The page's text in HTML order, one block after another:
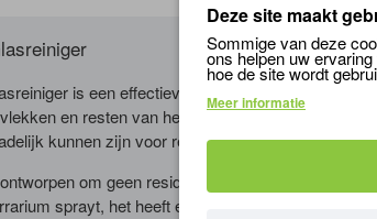
is een effectieve reiniger speciaal
en resten van het glas, waardoor het
kunnen zijn voor reptielen. Gebruik de
om geen residu achter te laten, dus het
sprayt, het heeft een alcoholdamp van 60%.
Deze site maakt
Sommige van deze
ons helpen uw
hoe de site wordt
Meer informatie